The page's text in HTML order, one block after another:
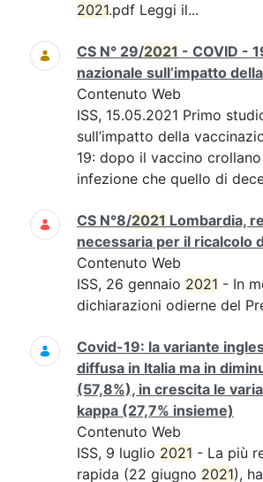
2021.pdf Leggi il...
CS N° 29/2021 - COVID -
nazionale sull’impatto
Contenuto Web
ISS, 15.05.2021 Primo
sull’impatto della
19: dopo il vaccino
infezione che quello di
CS N°8/2021 Lombardia,
necessaria per il ricalcolo
Contenuto Web
ISS, 26 gennaio 2021 - In
dichiarazioni odierne del
Covid-19: la variante
diffusa in Italia ma in
(57,8%), in crescita le
kappa (27,7% insieme)
Contenuto Web
ISS, 9 luglio 2021 - La più
rapida (22 giugno 2021),